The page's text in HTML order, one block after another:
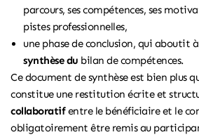
parcours, ses compétences, ses
pistes professionnelles,
une phase de conclusion, qui aboutit
synthèse du bilan de compétences.
Ce document de synthèse est bien plus
constitue une restitution écrite et
collaboratifentre le bénéficiaire et le
obligatoirement être remis au